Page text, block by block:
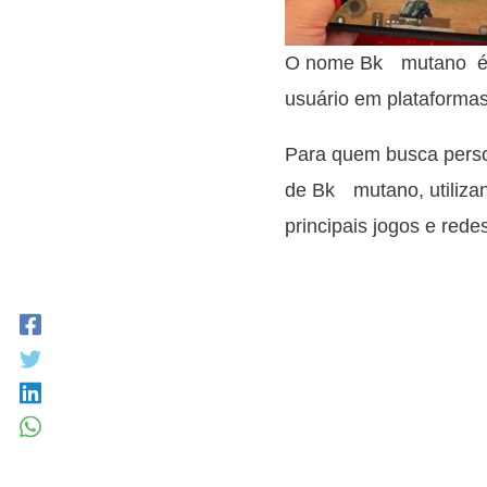
O nome Bkﾠmutano é
usuário em
Para quem busca
de Bkﾠmutano,
principais jogos e